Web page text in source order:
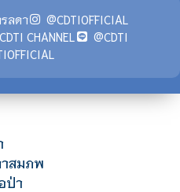
ลดา
@CDTIOFFICIAL
CDTI CHANNEL
@CDTI
สมภพ
ป่า